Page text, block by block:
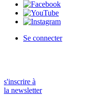
Se connecter
s'inscrire à
la newsletter